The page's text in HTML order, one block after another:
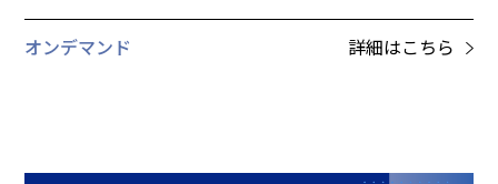
オンデマンド 詳細はこちら